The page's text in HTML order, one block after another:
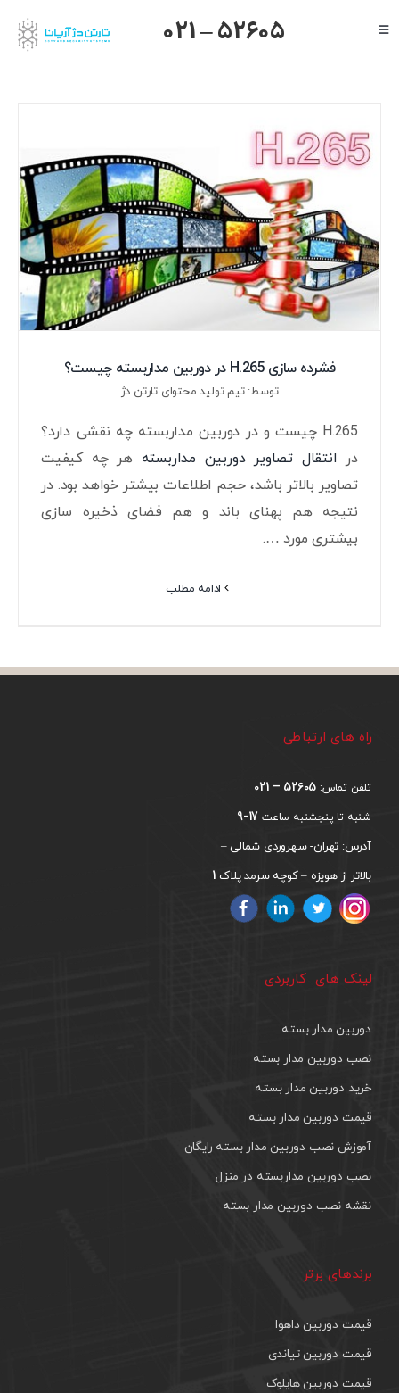
to
Toggle
یالینک
میکروتیک
هایک ویژن
داهوا
تیاندی
021 – 52605
فشرده سازی H.265 در دوربین مداربسته چیست؟
توسط: تیم تولید محتوای تارتن دژ
H.265 چیست و در دوربین مداربسته چه نقشی دارد؟
در انتقال تصاویر دوربین مداربسته هر چه کیفیت
تصاویر بالاتر باشد، حجم اطلاعات بیشتر خواهد بود. در
نتیجه هم پهنای باند و هم فضای ذخیره سازی
بیشتری مورد ….
ادامه مطلب
راه های ارتباطی
تلفن تماس: 52605 – 021
شنبه تا پنجشنبه ساعت 17-9
آدرس: تهران- سهروردی شمالی –
بالاتر از هویزه – کوچه سرمد پلاک 1
لینک های کاربردی
دوربین مدار بسته
نصب دوربین مدار بسته
خرید دوربین مدار بسته
قیمت دوربین مدار بسته
آموزش نصب دوربین مدار بسته رایگان
نصب دوربین مداربسته در منزل
نقشه نصب دوربین مدار بسته
برندهای برتر
قیمت دوربین داهوا
قیمت دوربین تیاندی
قیمت دوربین هایلوک